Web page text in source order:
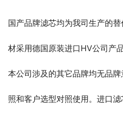
国产品牌滤芯均为我司生产的
材采用德国原装进口HV公司产
本公司涉及的其它品牌均无品
照和客户选型对照使用。进口